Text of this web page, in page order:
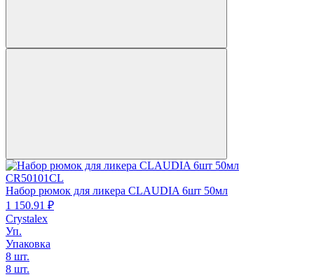
CR50101CL
Набор рюмок для ликера CLAUDIA 6шт 50мл
1 150.91 ₽
Crystalex
Уп.
Упаковка
8 шт.
8 шт.